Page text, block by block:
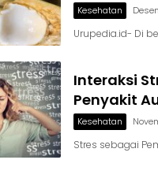
Kesehatan
Urupedia.id- Di
Interaksi
Penyakit
Kesehatan
Stres sebagai